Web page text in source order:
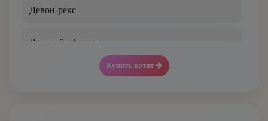
Девон-рекс
Донской сфинкс
Канадский сфинкс
Купить котят